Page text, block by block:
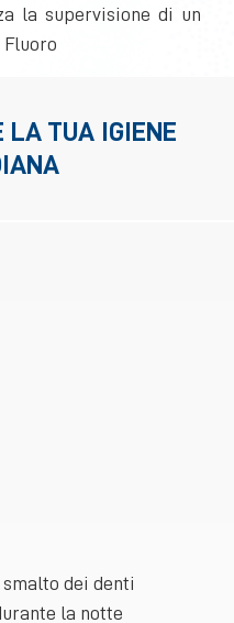
la supervisione di un
LA TUA IGIENE
dei denti
la notte